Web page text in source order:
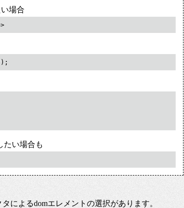
場合
たい場合も
によるdomエレメントの選択があります。